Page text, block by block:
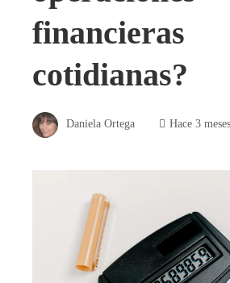
financieras
cotidianas?
Daniela Ortega Hace 3 meses